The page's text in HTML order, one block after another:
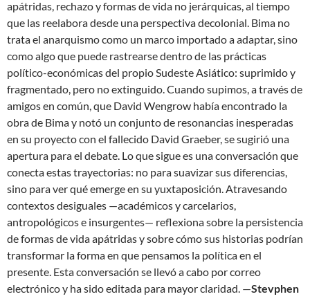
apátridas, rechazo y formas de vida no jerárquicas, al tiempo
que las reelabora desde una perspectiva decolonial. Bima no
trata el anarquismo como un marco importado a adaptar, sino
como algo que puede rastrearse dentro de las prácticas
político-económicas del propio Sudeste Asiático: suprimido y
fragmentado, pero no extinguido. Cuando supimos, a través de
amigos en común, que David Wengrow había encontrado la
obra de Bima y notó un conjunto de resonancias inesperadas
en su proyecto con el fallecido David Graeber, se sugirió una
apertura para el debate. Lo que sigue es una conversación que
conecta estas trayectorias: no para suavizar sus diferencias,
sino para ver qué emerge en su yuxtaposición. Atravesando
contextos desiguales —académicos y carcelarios,
antropológicos e insurgentes— reflexiona sobre la persistencia
de formas de vida apátridas y sobre cómo sus historias podrían
transformar la forma en que pensamos la política en el
presente. Esta conversación se llevó a cabo por correo
electrónico y ha sido editada para mayor claridad. —Stevphen